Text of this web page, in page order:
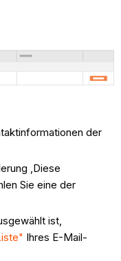
der
‚Diese
Sie eine der
ist,
Ihres E-Mail-